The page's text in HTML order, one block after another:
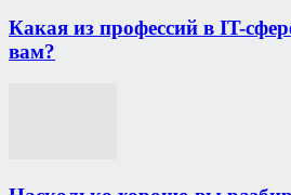
Какая из профессий в IT-
вам?